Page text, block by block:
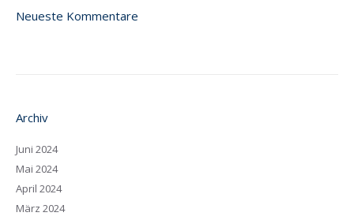
Neueste Kommentare
Archiv
Juni 2024
Mai 2024
April 2024
März 2024